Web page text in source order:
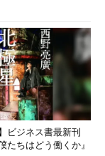
ビジネス書最新刊
たちはどう働くか』